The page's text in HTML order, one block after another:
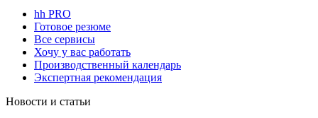
hh PRO
Готовое резюме
Все сервисы
Хочу у вас работать
Производственный календарь
Экспертная рекомендация
Новости и статьи